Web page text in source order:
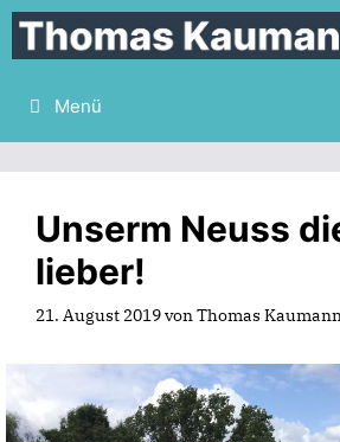
Zum
Inhalt
springen
Menü
Unserm Neuss
lieber!
21. August 2019vonThomas